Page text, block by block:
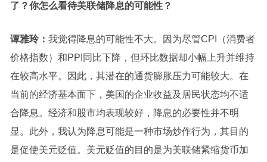
了？你怎么看待美联储降息的可能性？
谭雅玲： 我觉得降息的可能性不大。因为尽管CPI（消费者
价格指数）和PPI同比下降，但环比数据却小幅上升并维持
在较高水平。因此，其潜在的通货膨胀压力可能较大。在
当前的经济基本面下，美国的企业收益及居民状态均不适
合降息。经济和股市均表现较好，降息的必要性并不明
显。此外， 我认为降息可能是一种市场炒作行为，其目的
是促使美元贬值。美元贬值的目的是为美联储紧缩货币加